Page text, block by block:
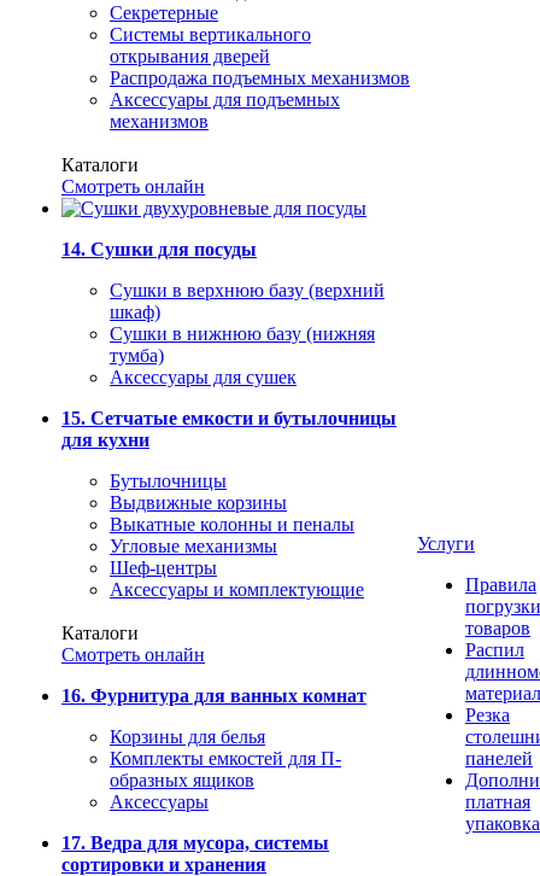
Секретерные
Системы вертикального
открывания дверей
Распродажа подъемных механизмов
Аксессуары для подъемных
механизмов
Каталоги
Смотреть онлайн
14. Сушки для посуды
Сушки в верхнюю базу (верхний
шкаф)
Сушки в нижнюю базу (нижняя
тумба)
Аксессуары для сушек
15. Сетчатые емкости и бутылочницы
для кухни
Бутылочницы
Выдвижные корзины
Выкатные колонны и пеналы
Угловые механизмы
Шеф-центры
Аксессуары и комплектующие
Каталоги
Смотреть онлайн
16. Фурнитура для ванных комнат
Корзины для белья
Комплекты емкостей для П-
образных ящиков
Аксессуары
17. Ведра для мусора, системы
сортировки и хранения
Услуги
Правила
погрузки
товаров
Распил
Резка
панелей
платная
упаковка